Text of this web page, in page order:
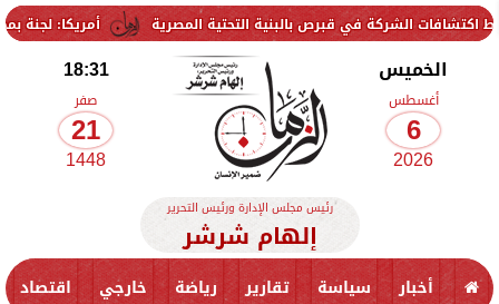
أمريكا: لجنة بمجلس في قبرص بالبنية التحتية المصرية
الخميس
أغسطس
6
2026
18:31
صفر
21
1448
رئيس مجلس الإدارة ورئيس التحرير
إلهام شرشر
أخبار سياسة تقارير رياضة خارجي اقتصاد